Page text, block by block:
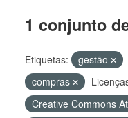
1 conjunto
Etiquetas: gestão
compras
Creative Commons